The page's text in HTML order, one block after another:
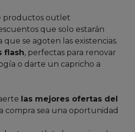
productos outlet
que solo estarán
se agoten las existencias.
flash, perfectas para renovar
o darte un capricho a
las mejores ofertas del
compra sea una oportunidad